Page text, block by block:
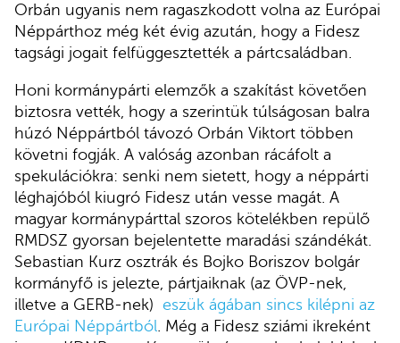
Orbán ugyanis nem ragaszkodott volna az Európai
Néppárthoz még két évig azután, hogy a Fidesz
tagsági jogait felfüggesztették a pártcsaládban.
Honi kormánypárti elemzők a szakítást követően
biztosra vették, hogy a szerintük túlságosan balra
húzó Néppártból távozó Orbán Viktort többen
követni fogják. A valóság azonban rácáfolt a
spekulációkra: senki nem sietett, hogy a néppárti
léghajóból kiugró Fidesz után vesse magát. A
magyar kormánypárttal szoros kötelékben repülő
RMDSZ gyorsan bejelentette maradási szándékát.
Sebastian Kurz osztrák és Bojko Boriszov bolgár
kormányfő is jelezte, pártjaiknak (az ÖVP-nek,
illetve a GERB-nek) eszük ágában sincs kilépni az
Európai Néppártból . Még a Fidesz sziámi ikreként